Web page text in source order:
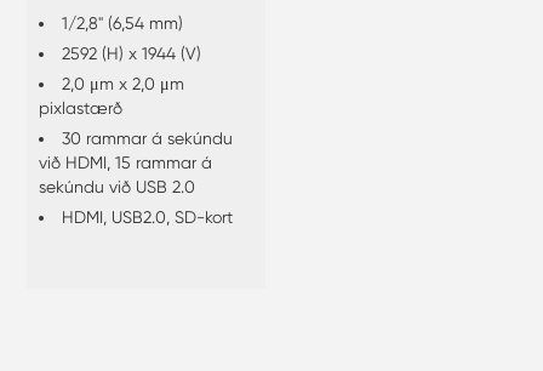
1/2,8" (6,54 mm)
2592 (H) x 1944 (V)
2,0 μm x 2,0 μm
pixlastærð
30 rammar á sekúndu
við HDMI, 15 rammar á
sekúndu við USB 2.0
HDMI, USB2.0, SD-kort